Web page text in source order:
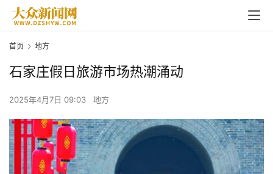
首页 地方
石家庄假日旅游市场热潮涌动
2025年4月7日 09:03 地方